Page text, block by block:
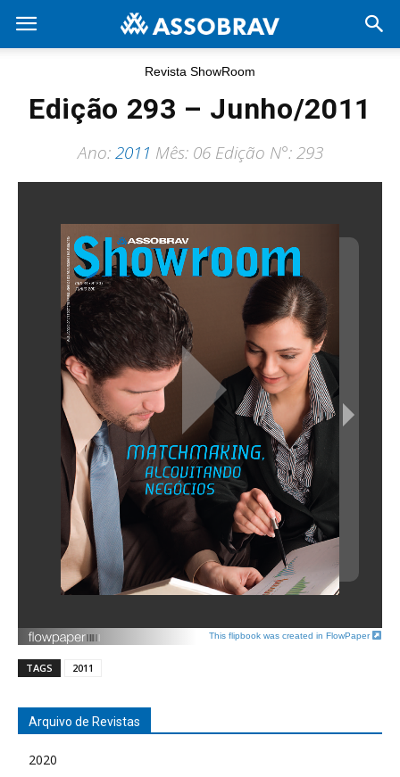
Revista ShowRoom
Edição 293 – Junho/2011
Ano:2011 Mês: 06 Edição N°: 293
This flipbook was created in FlowPaper
TAGS 2011
Arquivo de Revistas
2020